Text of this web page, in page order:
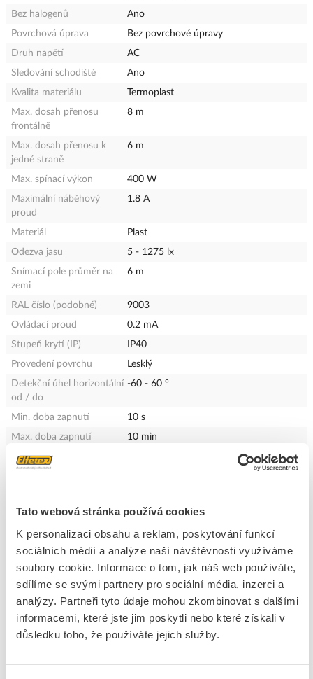
Tato webová stránka používá cookies
K personalizaci obsahu a reklam, poskytování funkcí
sociálních médií a analýze naší návštěvnosti využíváme
soubory cookie. Informace o tom, jak náš web používáte,
sdílíme se svými partnery pro sociální média, inzerci a
analýzy. Partneři tyto údaje mohou zkombinovat s dalšími
informacemi, které jste jim poskytli nebo které získali v
důsledku toho, že používáte jejich služby.
Bez halogenů
Ano
Povrchová úprava
Bez povrchové úpravy
Druh napětí
AC
Sledování schodiště
Ano
Kvalita materiálu
Termoplast
Max. dosah přenosu
frontálně
8 m
Max. dosah přenosu k
jedné straně
6 m
Max. spínací výkon
400 W
Maximální náběhový
proud
1.8 A
Materiál
Plast
Odezva jasu
5 - 1275 lx
Snímací pole průměr na
zemi
6 m
RAL číslo (podobné)
9003
Ovládací proud
0.2 mA
Stupeň krytí (IP)
IP40
Provedení povrchu
Lesklý
Detekční úhel horizontální
od / do
-60 - 60 °
Min. doba zapnutí
10 s
Max. doba zapnutí
10 min
Nastavitelná odezva jasu
Výška
75 mm
Hloubka
51.5 mm
Typ připojení
Šroubovací svorka
Montážní hloubka
32 mm
IK02
Ochrana proti podlezení
Ne
S dálkovým ovládáním
Ne